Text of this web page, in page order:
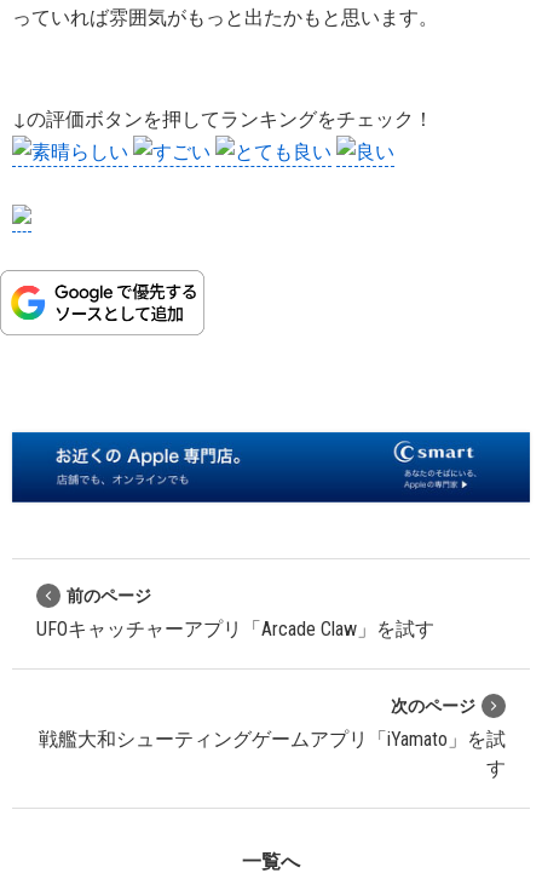
っていれば雰囲気がもっと出たかもと思います。
↓の評価ボタンを押してランキングをチェック！
前のページ
UFOキャッチャーアプリ「Arcade Claw」を試す
次のページ
戦艦大和シューティングゲームアプリ「iYamato」を試
す
一覧へ